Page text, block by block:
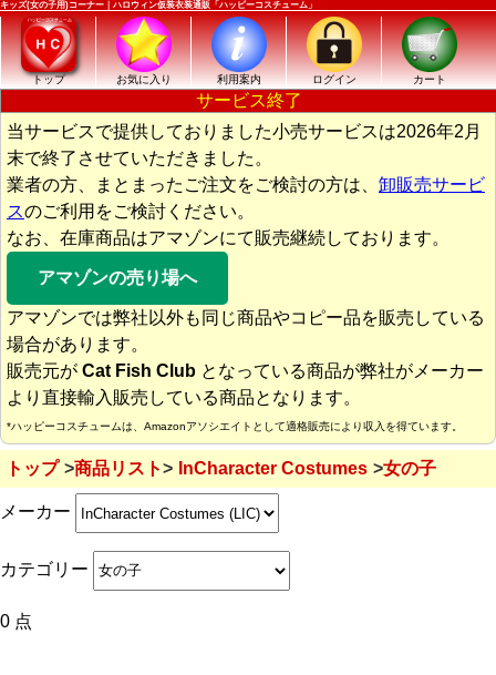
キッズ(女の子用)コーナー｜ハロウィン仮装衣装通販「ハッピーコスチューム」
トップ お気に入り 利用案内 ログイン カート
サービス終了
当サービスで提供しておりました小売サービスは2026年2月
末で終了させていただきました。
業者の方、まとまったご注文をご検討の方は、 卸販売サービ
スのご利用をご検討ください。
なお、在庫商品はアマゾンにて販売継続しております。
アマゾンの売り場へ
アマゾンでは弊社以外も同じ商品やコピー品を販売している
場合があります。
販売元が Cat Fish Club となっている商品が弊社がメーカー
より直接輸入販売している商品となります。
*ハッピーコスチュームは、Amazonアソシエイトとして適格販売により収入を得ています。
トップ 商品リスト InCharacter Costumes 女の子
メーカー
カテゴリー
0 点